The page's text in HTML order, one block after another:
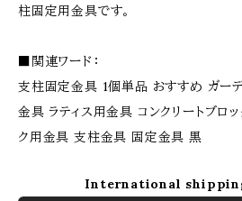
柱固定用金具です。
■関連ワード：
支柱固定金具 1個単品 おすすめ ガー
金具 ラティス用金具 コンクリートブロ
ク用金具 支柱金具 固定金具 黒
International